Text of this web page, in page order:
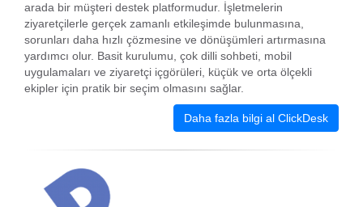
arada bir müşteri destek platformudur. İşletmelerin
ziyaretçilerle gerçek zamanlı etkileşimde bulunmasına,
sorunları daha hızlı çözmesine ve dönüşümleri artırmasına
yardımcı olur. Basit kurulumu, çok dilli sohbeti, mobil
uygulamaları ve ziyaretçi içgörüleri, küçük ve orta ölçekli
ekipler için pratik bir seçim olmasını sağlar.
Daha fazla bilgi al ClickDesk